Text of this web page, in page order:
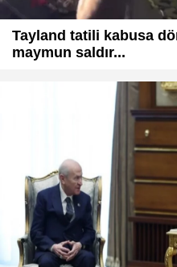
Tayland tatili kabusa
maymun saldır...